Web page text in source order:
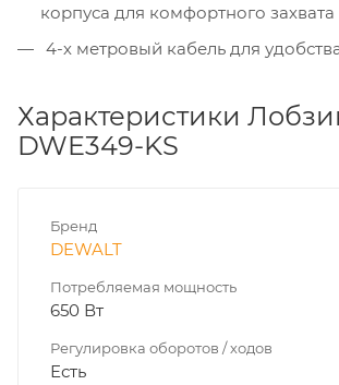
корпуса для комфортного захвата
4-х метровый кабель для
Характеристики
DWE349-KS
Бренд
DEWALT
Потребляемая мощность
650 Вт
Регулировка оборотов / ходов
Есть